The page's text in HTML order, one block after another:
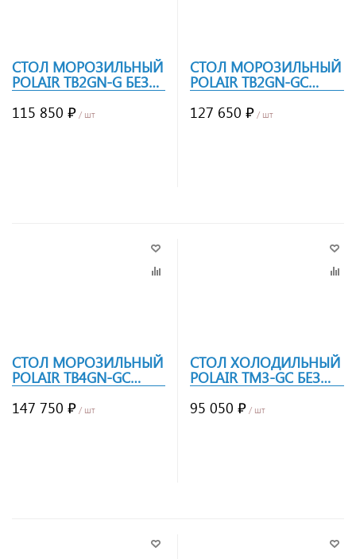
СТОЛ МОРОЗИЛЬНЫЙ
POLAIR TB2GN-G БЕЗ
БОРТА
115 850 ₽ / шт
СТОЛ МОРОЗИЛЬНЫЙ
POLAIR TB2GN-GC
БОРТ
127 650 ₽ / шт
СТОЛ МОРОЗИЛЬНЫЙ
POLAIR TB4GN-GC
БОРТ
147 750 ₽ / шт
СТОЛ ХОЛОДИЛЬНЫЙ
POLAIR TM3-GC БЕЗ
БОРТА
95 050 ₽ / шт